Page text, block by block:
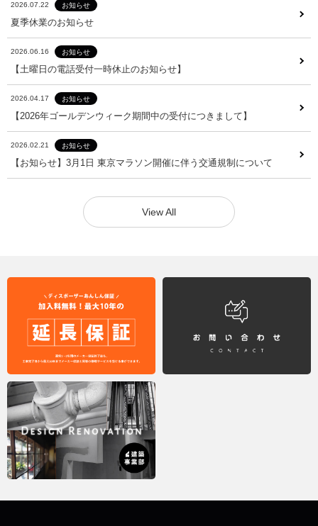
2026.07.22 お知らせ
夏季休業のお知らせ
2026.06.16 お知らせ
【土曜日の電話受付一時休止のお知らせ】
2026.04.17 お知らせ
【2026年ゴールデンウィーク期間中の受付につきまして】
2026.02.21 お知らせ
【お知らせ】3月1日 東京マラソン開催に伴う交通規制について
View All
お知らせ
夏季休業のお知らせ
お知らせ
【土曜日の電話受付一時休止のお知らせ】
お知らせ
【2026年ゴールデンウィーク期間中の受付につきまして】
お知らせ
【お知らせ】3月1日 東京マラソン開催に伴う交通規制について